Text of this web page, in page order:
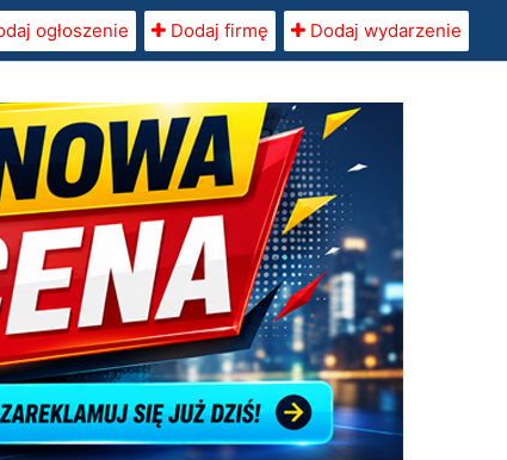
ogłoszenie Dodaj firmę Dodaj wydarzenie